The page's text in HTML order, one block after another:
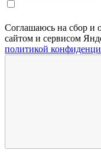
Соглашаюсь на сбор и
сайтом и сервисом
политикой